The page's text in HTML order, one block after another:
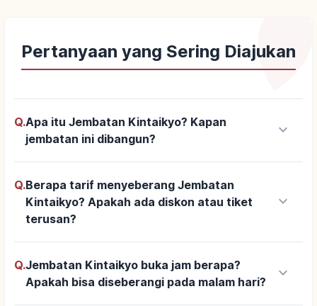
Pertanyaan yang Sering Diajukan
Q.Apa itu Jembatan Kintaikyo? Kapan
jembatan ini dibangun?
keyboard_arrow_down
Q.Berapa tarif menyeberang Jembatan
Kintaikyo? Apakah ada diskon atau tiket
terusan?
keyboard_arrow_down
Q.Jembatan Kintaikyo buka jam berapa?
Apakah bisa diseberangi pada malam hari?
keyboard_arrow_down